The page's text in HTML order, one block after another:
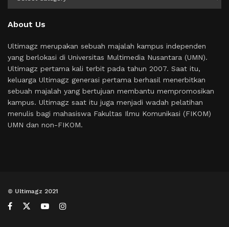
About Us
Ultimagz merupakan sebuah majalah kampus independen
yang berlokasi di Universitas Multimedia Nusantara (UMN).
Ultimagz pertama kali terbit pada tahun 2007. Saat itu,
keluarga Ultimagz generasi pertama berhasil menerbitkan
sebuah majalah yang bertujuan membantu mempromosikan
kampus. Ultimagz saat itu juga menjadi wadah pelatihan
menulis bagi mahasiswa Fakultas Ilmu Komunikasi (FIKOM)
UMN dan non-FIKOM.
© Ultimagz 2021